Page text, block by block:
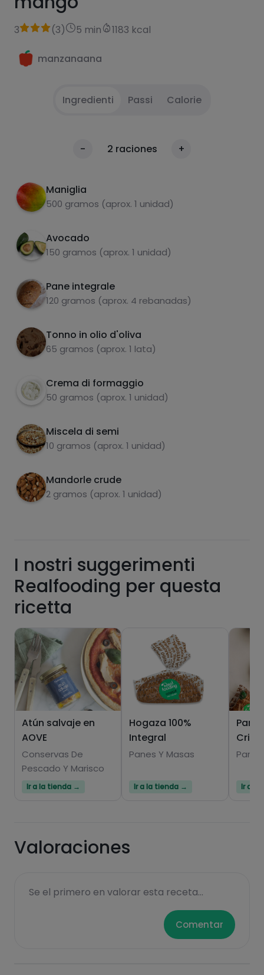
3 (3) 5 min 1183 kcal
manzanaana
Ingredienti Passi Calorie
- 2 raciones +
Maniglia
500 gramos (aprox. 1 unidad)
Avocado
150 gramos (aprox. 1 unidad)
Pane integrale
120 gramos (aprox. 4 rebanadas)
Tonno in olio d'oliva
65 gramos (aprox. 1 lata)
Crema di formaggio
50 gramos (aprox. 1 unidad)
Miscela di semi
10 gramos (aprox. 1 unidad)
Mandorle crude
2 gramos (aprox. 1 unidad)
Tostare le fette di pane
3
Ricoprire con tonno in scatola sgocciolato e
fette di mango fresco.
4 Aggiungere le mandorle tritate e i semi di
vostra scelta.
carboidrati proteine
zuccheri grassi saturi
Hazte PLUS para ver la información nutricional
de las recetas, y desbloquear muchas más
Pásate al PLUS
I nostri suggerimenti
Realfooding per questa
ricetta
Atún salvaje en
AOVE
Conservas De
Pescado Y Marisco
Ir a la tienda →
Hogaza 100%
Integral
Panes Y Masas
Ir a la tienda →
Pan
Ir a
Valoraciones
Se el primero en valorar esta receta...
Comentar